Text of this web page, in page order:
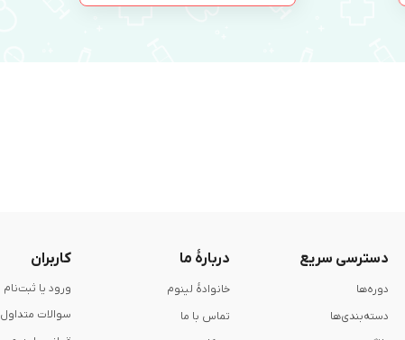
دسترسی سریع
دوره‌ها
دسته‌بندی‌ها
دربارۀ ما
خانوادۀ لینوم
تماس با ما
کاربران
ورود یا ثبت‌نام
سوالات متداول